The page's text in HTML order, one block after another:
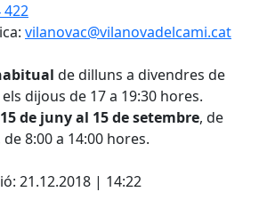
422
vilanovac@vilanovadelcami.cat
de dilluns a divendres de
dijous de 17 a 19:30 hores.
de juny al 15 de setembre, de
8:00 a 14:00 hores.
21.12.2018 | 14:22